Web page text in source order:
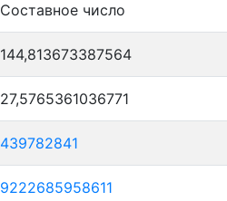
Составное число
144,813673387564
27,5765361036771
439782841
9222685958611